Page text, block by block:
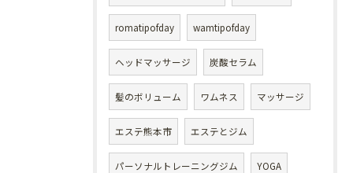
romatipofday wamtipofday
ヘッドマッサージ 炭酸セラム
髪のボリューム ワムネス マッサージ
エステ熊本市 エステとジム
パーソナルトレーニングジム YOGA